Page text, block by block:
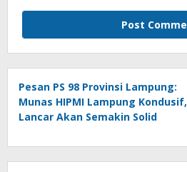
Pesan PS 98 Provinsi Lampung:
Munas HIPMI Lampung Kondusif,
Lancar Akan Semakin Solid